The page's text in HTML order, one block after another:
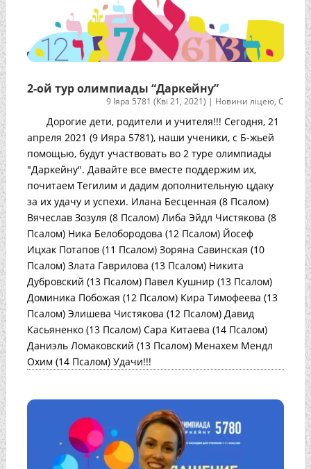
2-ой тур олимпиады “Даркейну”
9 Іяра 5781 (Кві 21, 2021) | Новини ліцею,С
Дорогие дети, родители и учителя!!! Сегодня, 21
апреля 2021 (9 Ияра 5781), наши ученики, с Б-жьей
помощью, будут участвовать во 2 туре олимпиады
"Даркейну". Давайте все вместе поддержим их,
почитаем Тегилим и дадим дополнительную цдаку
за их удачу и успехи. Илана Бесценная (8 Псалом)
Вячеслав Зозуля (8 Псалом) Либа Эйдл Чистякова (8
Псалом) Ника Белобородова (12 Псалом) Йосеф
Ицхак Потапов (11 Псалом) Зоряна Савинская (10
Псалом) Злата Гаврилова (13 Псалом) Никита
Дубровский (13 Псалом) Павел Кушнир (13 Псалом)
Доминика Побожая (12 Псалом) Кира Тимофеева (13
Псалом) Элишева Чистякова (12 Псалом) Давид
Касьяненко (13 Псалом) Сара Китаева (14 Псалом)
Даниэль Ломаковский (13 Псалом) Менахем Мендл
Охим (14 Псалом) Удачи!!!